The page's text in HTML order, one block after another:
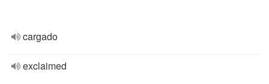
cargado
exclaimed